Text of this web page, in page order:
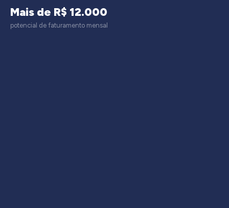
Mais de R$ 12.000
potencial de faturamento mensal